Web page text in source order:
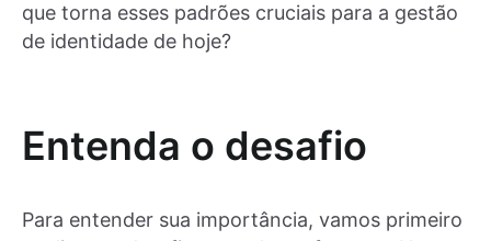
que torna esses padrões cruciais para a gestão
de identidade de hoje?
Entenda o desafio
Para entender sua importância, vamos primeiro